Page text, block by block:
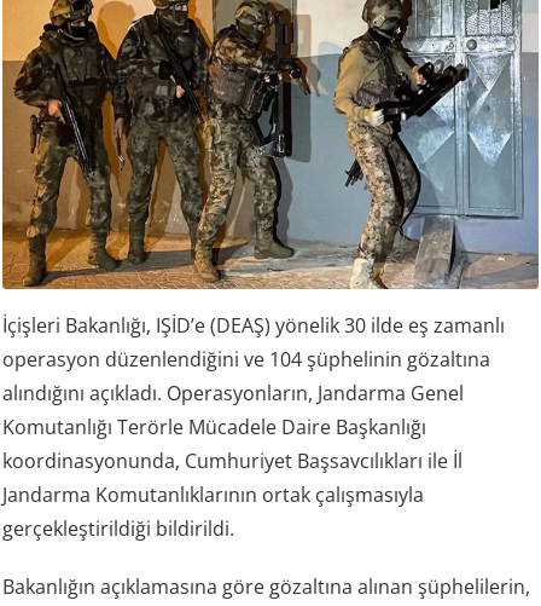
İçişleri Bakanlığı, IŞİD’e (DEAŞ) yönelik 30 ilde eş zamanlı
operasyon düzenlendiğini ve 104 şüphelinin gözaltına
alındığını açıkladı. Operasyonların, Jandarma Genel
Komutanlığı Terörle Mücadele Daire Başkanlığı
koordinasyonunda, Cumhuriyet Başsavcılıkları ile İl
Jandarma Komutanlıklarının ortak çalışmasıyla
gerçekleştirildiği bildirildi.
Bakanlığın açıklamasına göre gözaltına alınan şüphelilerin,